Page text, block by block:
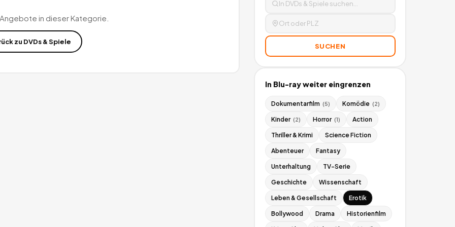
in dieser Kategorie.
zu DVDs & Spiele
SUCHEN
In Blu-rayweiter eingrenzen
Dokumentarfilm (5) Komödie (2)
Kinder (2) Horror (1) Action
Thriller & Krimi Science Fiction
Abenteuer Fantasy
Unterhaltung TV-Serie
Geschichte Wissenschaft
Leben & Gesellschaft Erotik
Bollywood Drama Historienfilm